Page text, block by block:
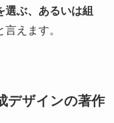
選ぶ、あるいは組
えます。
デザインの著作